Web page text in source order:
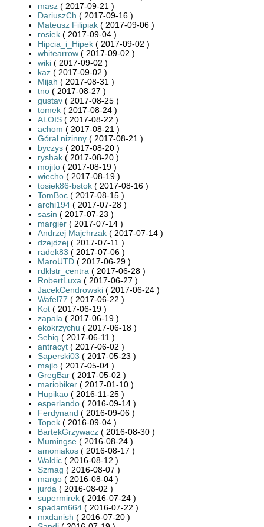
masz ( 2017-09-21 )
DariuszCh ( 2017-09-16 )
Mateusz Filipiak ( 2017-09-06 )
rosiek ( 2017-09-04 )
Hipcia_i_Hipek ( 2017-09-02 )
whitearrow ( 2017-09-02 )
wiki ( 2017-09-02 )
kaz ( 2017-09-02 )
Mijah ( 2017-08-31 )
tno ( 2017-08-27 )
gustav ( 2017-08-25 )
tomek ( 2017-08-24 )
ALOIS ( 2017-08-22 )
achom ( 2017-08-21 )
Góral nizinny ( 2017-08-21 )
byczys ( 2017-08-20 )
ryshak ( 2017-08-20 )
mojito ( 2017-08-19 )
wiecho ( 2017-08-19 )
tosiek86-bstok ( 2017-08-16 )
TomBoc ( 2017-08-15 )
archi194 ( 2017-07-28 )
sasin ( 2017-07-23 )
margier ( 2017-07-14 )
Andrzej Majchrzak ( 2017-07-14 )
dzejdzej ( 2017-07-11 )
radek83 ( 2017-07-06 )
MaroUTD ( 2017-06-29 )
rdklstr_centra ( 2017-06-28 )
RobertLuxa ( 2017-06-27 )
JacekCendrowski ( 2017-06-24 )
Wafel77 ( 2017-06-22 )
Kot ( 2017-06-19 )
zapala ( 2017-06-19 )
ekokrzychu ( 2017-06-18 )
Sebiq ( 2017-06-11 )
antracyt ( 2017-06-02 )
Saperski03 ( 2017-05-23 )
majlo ( 2017-05-04 )
GregBar ( 2017-05-02 )
mariobiker ( 2017-01-10 )
Hupikao ( 2016-11-25 )
esperlando ( 2016-09-14 )
Ferdynand ( 2016-09-06 )
Topek ( 2016-09-04 )
BartekGrzywacz ( 2016-08-30 )
Mumingse ( 2016-08-24 )
amoniakos ( 2016-08-17 )
Waldic ( 2016-08-12 )
Szmag ( 2016-08-07 )
margo ( 2016-08-04 )
jurda ( 2016-08-02 )
supermirek ( 2016-07-24 )
spadam664 ( 2016-07-22 )
mxdanish ( 2016-07-20 )